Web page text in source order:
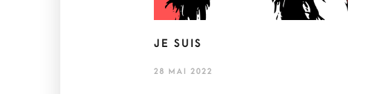
JE SUIS
28 MAI 2022